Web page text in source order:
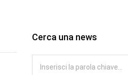
Cerca una news